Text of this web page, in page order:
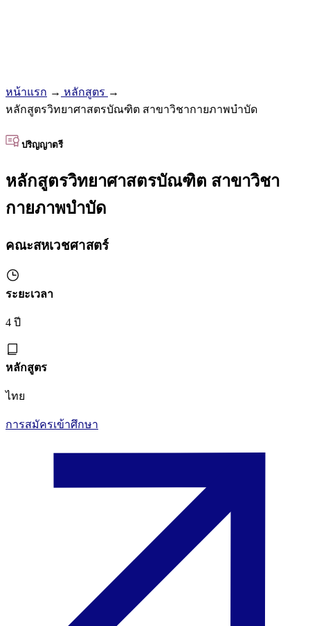
หน้าแรก → หลักสูตร →
หลักสูตรวิทยาศาสตรบัณฑิต สาขาวิชากายภาพบำบัด
ปริญญาตรี
หลักสูตรวิทยาศาสตรบัณฑิต สาขาวิชา
กายภาพบำบัด
คณะสหเวชศาสตร์
ระยะเวลา
4 ปี
หลักสูตร
ไทย
การสมัครเข้าศึกษา